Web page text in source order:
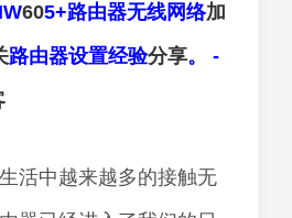
605+路由器无线网络加
路由器设置经验分享。 -
中越来越多的接触无